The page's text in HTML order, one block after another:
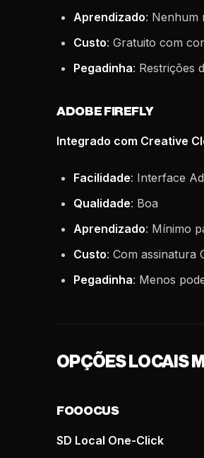
Aprendizado: Nenhum
Custo: Gratuito com
Pegadinha: Restrições
ADOBE FIREFLY
Integrado com Creative
Facilidade: Interface
Qualidade: Boa
Aprendizado: Mínimo
Custo: Com assinatura
Pegadinha: Menos
OPÇÕES LOCAIS
FOOOCUS
SD Local One-Click